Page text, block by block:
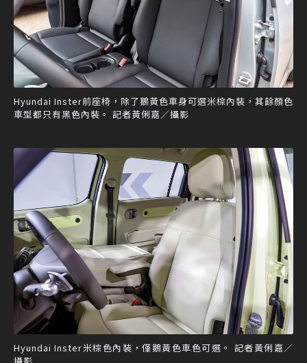
Hyundai Inster前座椅，除了鵝黃色車身可選米棕內裝，其餘顏色
車型都只有黑色內裝。 記者黃俐嘉／攝影
Hyundai Inster米棕色內裝，僅鵝黃色車色可選。 記者黃俐嘉／